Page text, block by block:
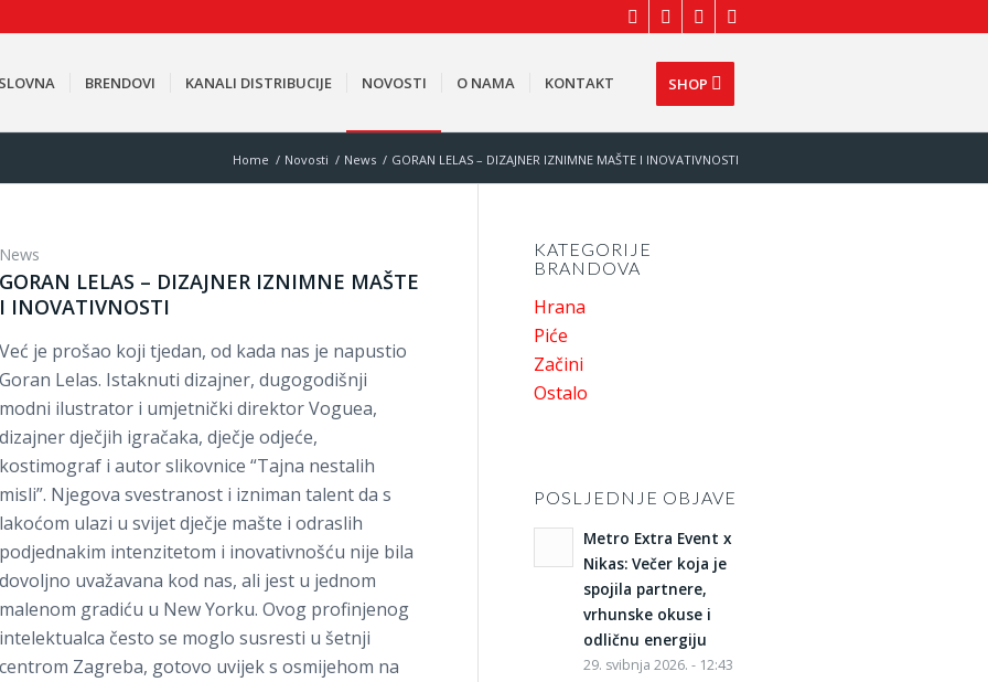
BRENDOVI KANALI DISTRIBUCIJE NOVOSTI O NAMA KONTAKT SHOP
Home / Novosti / News / GORAN LELAS – DIZAJNER IZNIMNE MAŠTE I INOVATIVNOSTI
News
GORAN LELAS – DIZAJNER IZNIMNE MAŠTE
I INOVATIVNOSTI
Već je prošao koji tjedan, od kada nas je napustio
Goran Lelas. Istaknuti dizajner, dugogodišnji
modni ilustrator i umjetnički direktor Voguea,
dizajner dječjih igračaka, dječje odjeće,
kostimograf i autor slikovnice “Tajna nestalih
misli”. Njegova svestranost i izniman talent da s
lakoćom ulazi u svijet dječje mašte i odraslih
podjednakim intenzitetom i inovativnošću nije bila
dovoljno uvažavana kod nas, ali jest u jednom
malenom gradiću u New Yorku. Ovog profinjenog
intelektualca često se moglo susresti u šetnji
centrom Zagreba, gotovo uvijek s osmijehom na
KATEGORIJE
BRANDOVA
Hrana
Piće
Začini
Ostalo
POSLJEDNJE OBJAVE
Metro Extra Event x
Nikas: Večer koja je
spojila partnere,
vrhunske okuse i
odličnu energiju
29. svibnja 2026. - 12:43